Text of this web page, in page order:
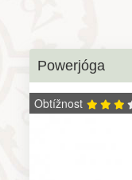
Powerjóga
Obtížnost